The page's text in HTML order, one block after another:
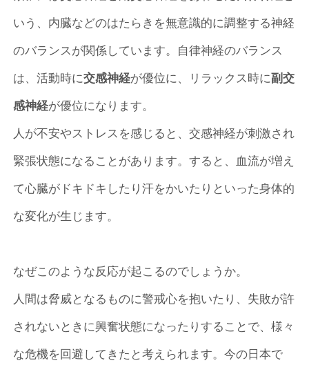
いう、内臓などのはたらきを無意識的に調整する神経
のバランスが関係しています。自律神経のバランス
は、活動時に交感神経が優位に、リラックス時に副交
感神経が優位になります。
人が不安やストレスを感じると、交感神経が刺激され
緊張状態になることがあります。すると、血流が増え
て心臓がドキドキしたり汗をかいたりといった身体的
な変化が生じます。
なぜこのような反応が起こるのでしょうか。
人間は脅威となるものに警戒心を抱いたり、失敗が許
されないときに興奮状態になったりすることで、様々
な危機を回避してきたと考えられます。今の日本で